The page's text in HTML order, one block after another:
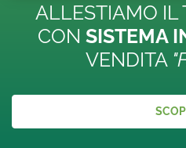
ALLESTIAMO IL
CON SISTEMA
VENDITA